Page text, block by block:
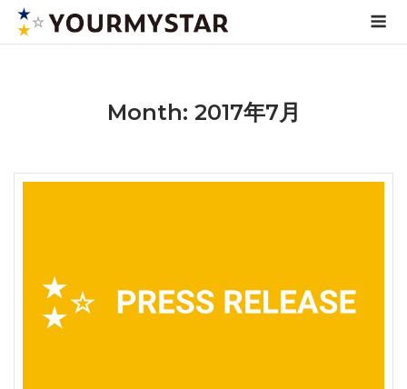
Skip
Month: 2017年7月